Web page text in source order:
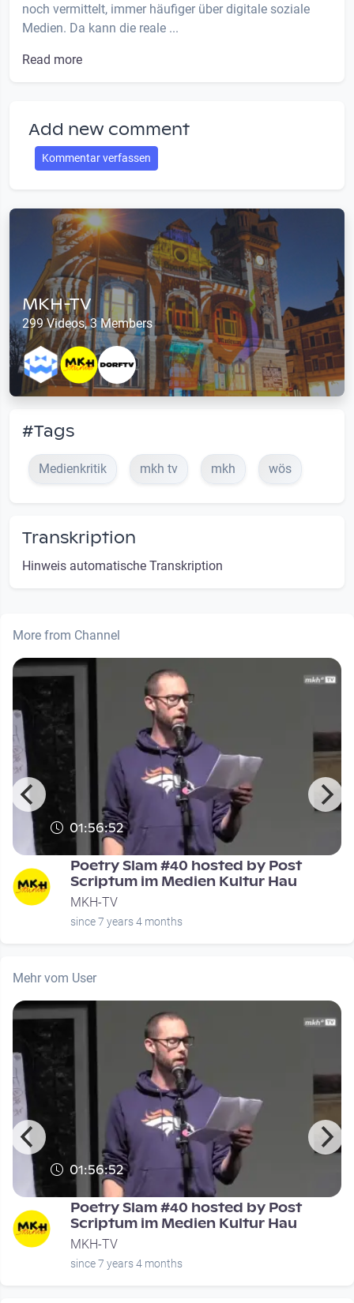
noch vermittelt, immer häufiger über digitale soziale
Medien. Da kann die reale ...
Read more
Add new comment
Kommentar verfassen
MKH-TV
299 Videos, 3 Members
#Tags
Medienkritik mkh tv mkh wös
Transkription
Hinweis automatische Transkription
More from Channel
01:56:52
Poetry Slam #40 hosted by Post
Scriptum im Medien Kultur Hau
MKH-TV
since 7 years 4 months
Mehr vom User
01:56:52
Poetry Slam #40 hosted by Post
Scriptum im Medien Kultur Hau
MKH-TV
since 7 years 4 months